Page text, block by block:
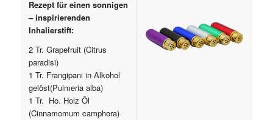
Rezept für einen sonnigen
– inspirierenden
Inhalierstift:
2 Tr. Grapefruit (Citrus
paradisi)
1 Tr. Frangipani in Alkohol
gelöst(Pulmeria alba)
1 Tr. Ho. Holz Öl
(Cinnamomum camphora)